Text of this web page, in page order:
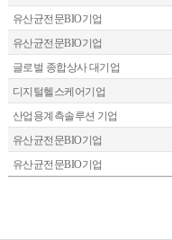
유산균전문BIO기업
유산균전문BIO기업
글로벌 종합상사 대기업
디지털헬스케어기업
산업용계측솔루션 기업
유산균전문BIO기업
유산균전문BIO기업